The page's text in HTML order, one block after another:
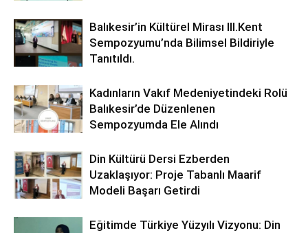
Balıkesir’in Kültürel Mirası lll.Kent
Sempozyumu’nda Bilimsel Bildiriyle
Tanıtıldı.
Kadınların Vakıf Medeniyetindeki Rolü
Balıkesir’de Düzenlenen
Sempozyumda Ele Alındı
Din Kültürü Dersi Ezberden
Uzaklaşıyor: Proje Tabanlı Maarif
Modeli Başarı Getirdi
Eğitimde Türkiye Yüzyılı Vizyonu: Din